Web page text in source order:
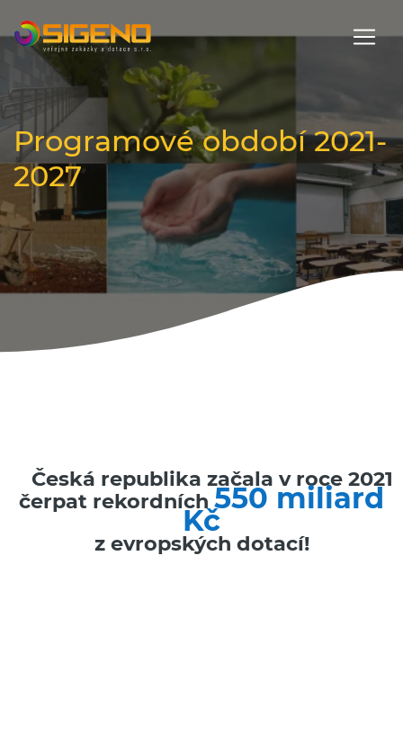
SLUŽBY
NOVINKY
REFERENCE
KONTAKT
Programové období 2021-
2027
Česká republika začala v roce 2021
čerpat rekordních 550 miliard
Kč
z evropských dotací!